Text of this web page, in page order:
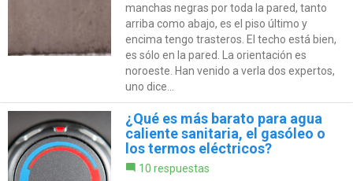
manchas negras por toda la pared, tanto
arriba como abajo, es el piso último y
encima tengo trasteros. El techo está bien,
es sólo en la pared. La orientación es
noroeste. Han venido a verla dos expertos,
uno dice...
¿Qué es más barato para agua
caliente sanitaria, el gasóleo o
los termos eléctricos?
10 respuestas